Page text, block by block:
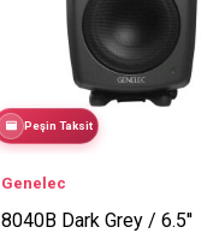
Peşin Taksit
Genelec
8040B Dark Grey / 6.5′′